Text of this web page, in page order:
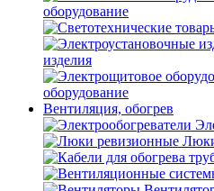
оборудование
изделия
оборудование
Вентиляция, обогрев